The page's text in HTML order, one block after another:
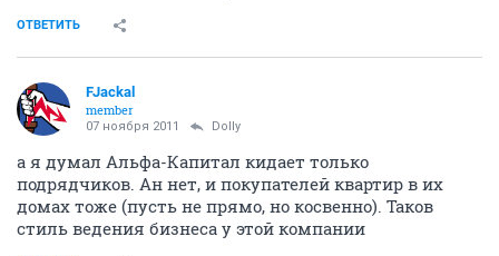
ОТВЕТИТЬ
FJackal
member
07 ноября 2011 Dolly
а я думал Альфа-Капитал кидает только
подрядчиков. Ан нет, и покупателей квартир в их
домах тоже (пусть не прямо, но косвенно). Таков
стиль ведения бизнеса у этой компании